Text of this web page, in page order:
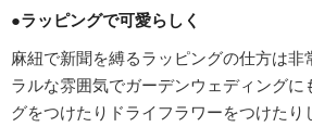
●ラッピングで可愛らしく
麻紐で新聞を縛るラッピングの仕方は非
ラルな雰囲気でガーデンウェディングに
グをつけたりドライフラワーをつけたり